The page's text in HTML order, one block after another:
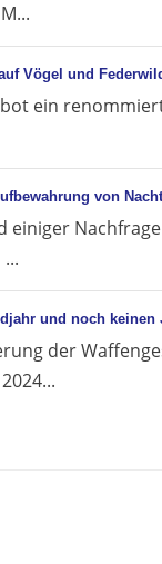
Vögel und
ein
von
einiger
und noch keinen
der